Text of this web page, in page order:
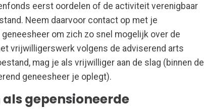
eerst oordelen of de activiteit verenigbaar
Neem daarvoor contact op met je
om zich zo snel mogelijk over de
vrijwilligerswerk volgens de adviserend arts
mag je als vrijwilliger aan de slag (binnen de
geneesheer je oplegt).
gepensioneerde